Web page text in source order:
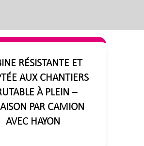
RÉSISTANTE ET
AUX CHANTIERS
À PLEIN –
PAR CAMION
AVEC HAYON